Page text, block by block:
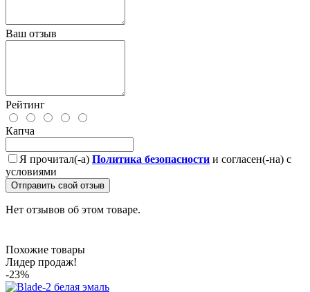
Ваш отзыв
Рейтинг
Капча
Я прочитал(-а) Политика безопасности и согласен(-на) с
условиями
Отправить свой отзыв
Нет отзывов об этом товаре.
Похожие товары
Лидер продаж!
-23%